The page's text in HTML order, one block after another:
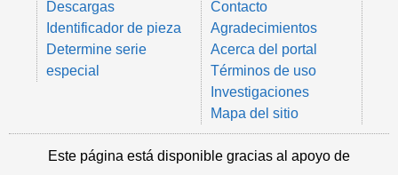
Descargas
Identificador de pieza
Determine serie
especial
Contacto
Agradecimientos
Acerca del portal
Términos de uso
Investigaciones
Mapa del sitio
Este página está disponible gracias al apoyo de